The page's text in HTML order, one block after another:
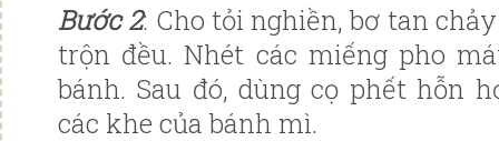
Bước 2: Cho tỏi nghiền, bơ tan
trộn đều. Nhét các miếng pho
bánh. Sau đó, dùng cọ phết hỗn
các khe của bánh mì.